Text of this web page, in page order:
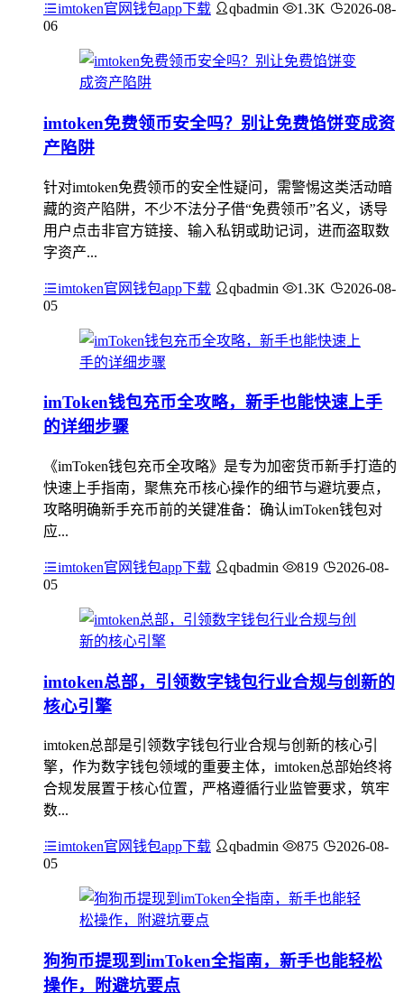
imtoken官网钱包app下载 qbadmin 1.3K
2026-08-
06
imtoken免费领币安全吗？别让免费馅饼变成资
产陷阱
针对imtoken免费领币的安全性疑问，需警惕这类活动暗
藏的资产陷阱，不少不法分子借“免费领币”名义，诱导
用户点击非官方链接、输入私钥或助记词，进而盗取数
字资产...
imtoken官网钱包app下载 qbadmin 1.3K
2026-08-
05
imToken钱包充币全攻略，新手也能快速上手
的详细步骤
《imToken钱包充币全攻略》是专为加密货币新手打造的
快速上手指南，聚焦充币核心操作的细节与避坑要点，
攻略明确新手充币前的关键准备：确认imToken钱包对
应...
imtoken官网钱包app下载 qbadmin 819
2026-08-
05
imtoken总部，引领数字钱包行业合规与创新的
核心引擎
imtoken总部是引领数字钱包行业合规与创新的核心引
擎，作为数字钱包领域的重要主体，imtoken总部始终将
合规发展置于核心位置，严格遵循行业监管要求，筑牢
数...
imtoken官网钱包app下载 qbadmin 875
2026-08-
05
狗狗币提现到imToken全指南，新手也能轻松
操作，附避坑要点